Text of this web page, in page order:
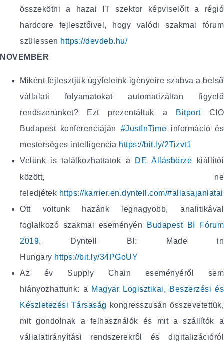
összekötni a hazai IT szektor képviselőit a régió
hardcore fejlesztőivel, hogy valódi szakmai fórum
szülessen https://devdeb.hu/
NOVEMBER
Miként fejlesztjük ügyfeleink igényeire szabva a belső
vállalati folyamatokat automatizáltan figyelő
rendszerünket? Ezt prezentáltuk a
BitportCIO
Budapest konferenciáján #JustInTime információ és
mesterséges intelligencia https://bit.ly/2Tizvt1
Velünk is találkozhattatok a
DE Állásbörze kiállítói
között, ne
feledjétek https://karrier.en.dyntell.com/
Ott voltunk hazánk legnagyobb, analitikával
foglalkozó szakmai eseményén
Budapest BI Fórum
2019, Dyntell BI: Made in
Hungary https://bit.ly/34PGoUY
Az év Supply Chain eseményéről sem
hiányozhattunk: a Magyar Logisztikai, Beszerzési és
Készletezési Társaság kongresszusán összevetettük,
mit gondolnak a felhasználók és mit a szállítók a
vállalatirányítási rendszerekről és digitalizációról